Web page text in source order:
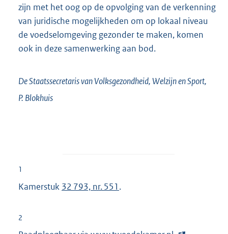
zijn met het oog op de opvolging van de verkenning
van juridische mogelijkheden om op lokaal niveau
de voedselomgeving gezonder te maken, komen
ook in deze samenwerking aan bod.
De Staatssecretaris van Volksgezondheid, Welzijn en Sport,
P. Blokhuis
1
Kamerstuk 32 793, nr. 551 .
2